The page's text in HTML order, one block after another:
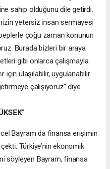
sahip olduğunu dile getirdi.
yetersiz insan sermayesi
çoğu zaman konunun
Burada bizleri bir araya
gibi onlarca çalışmayla
ulaşılabilir, uygulanabilir
çalışıyoruz" diye
Bayram da finansa erişimin
Türkiye’nin ekonomik
söyleyen Bayram, finansa